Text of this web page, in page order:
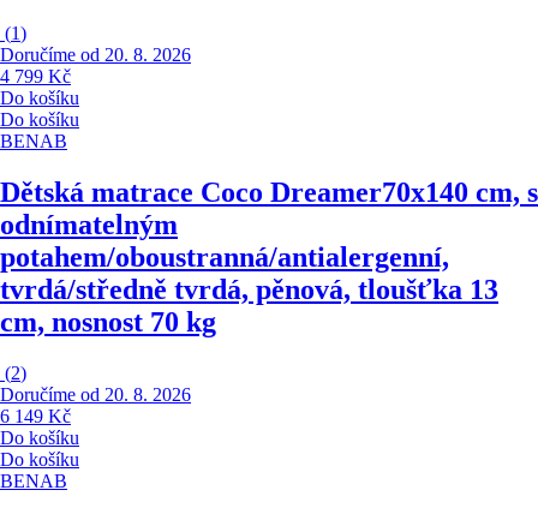
(1)
Doručíme od 20. 8. 2026
4 799 Kč
Do košíku
Do košíku
BENAB
Dětská matrace Coco Dreamer70x140 cm, s
odnímatelným
potahem/oboustranná/antialergenní,
tvrdá/středně tvrdá, pěnová, tloušťka 13
cm, nosnost 70 kg
(2)
Doručíme od 20. 8. 2026
6 149 Kč
Do košíku
Do košíku
BENAB